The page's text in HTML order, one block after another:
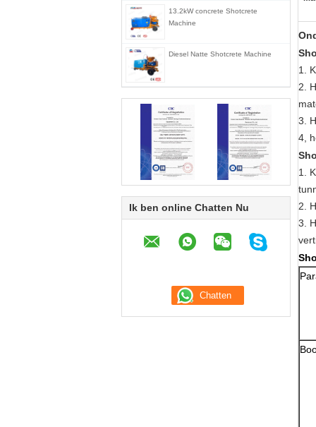
13.2kW concrete Shotcrete
Machine
Diesel Natte Shotcrete Machine
Ik ben online Chatten Nu
1.
2.
3.
4,
1.
2.
3.